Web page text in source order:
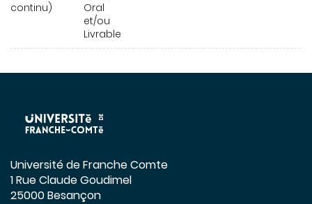
continu)
Oral
et/ou
Livrable
Université de Franche Comte
1 Rue Claude Goudimel
25000 Besançon